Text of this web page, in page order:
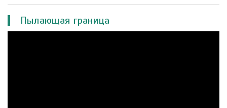
Пылающая граница